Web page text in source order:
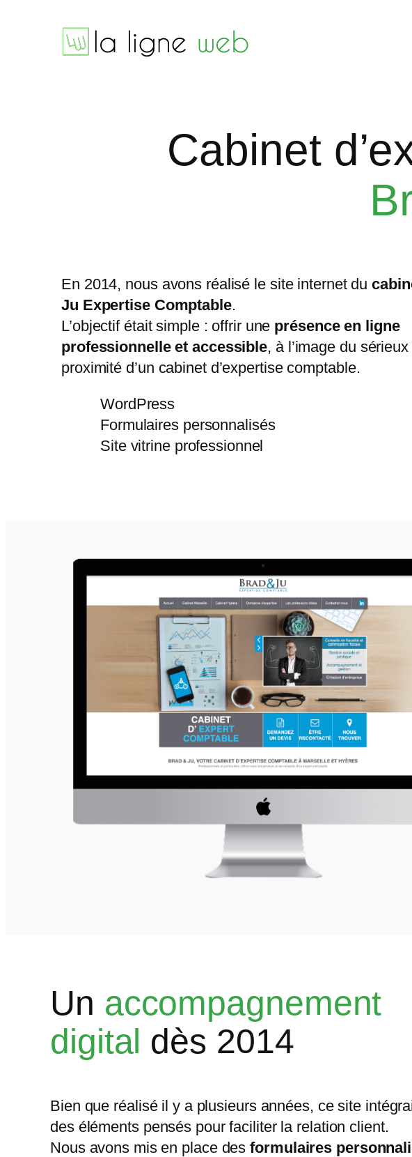
Cabinet
En 2014, nous avons réalisé le site internet du
Ju Expertise Comptable.
L’objectif était simple : offrir une présence en ligne
professionnelle et accessible, à l’image du
proximité d’un cabinet d’expertise comptable.
WordPress
Formulaires personnalisés
Site vitrine professionnel
Un accompagnement
digital dès 2014
Bien que réalisé il y a plusieurs années, ce site
des éléments pensés pour faciliter la relation client.
Nous avons mis en place desformulaires